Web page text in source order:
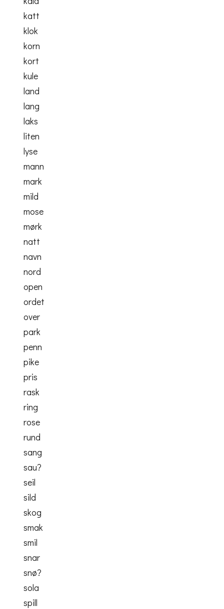
katt
klok
korn
kort
kule
land
lang
laks
liten
lyse
mann
mark
mild
mose
mørk
natt
navn
nord
open
ordet
over
park
penn
pike
pris
rask
ring
rose
rund
sang
sau?
seil
sild
skog
smak
smil
snar
snø?
sola
spill